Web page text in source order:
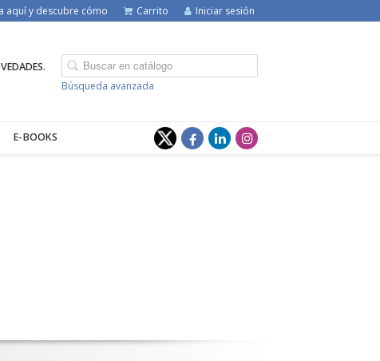
aquí y descubre cómo Carrito Iniciar sesión
Búsqueda avanzada
E-BOOKS